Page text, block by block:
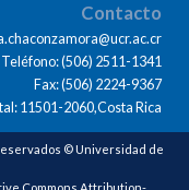
Contacto
Teléfono: (506) 2511-1341
Fax: (506) 2224-9367
11501-2060,Costa Rica
© Universidad de